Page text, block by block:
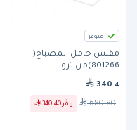
متوفر
مقبس حامل المصباح(
801266)من ترو
340 .4
680.80 وفّر 340.40